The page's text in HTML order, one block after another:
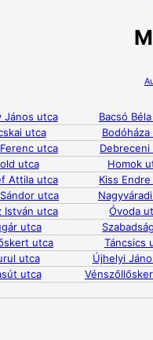
János utca
Bacsó
utca
utca
Debreceni
utca
Homok
Attila utca
Kiss
utca
István utca
Óvoda
utca
utca
Táncsics
utca
Újhelyi
utca